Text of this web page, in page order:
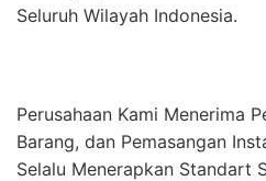
Seluruh Wilayah Indonesia.
Perusahaan Kami Menerima
Barang, dan Pemasangan
Selalu Menerapkan Standart